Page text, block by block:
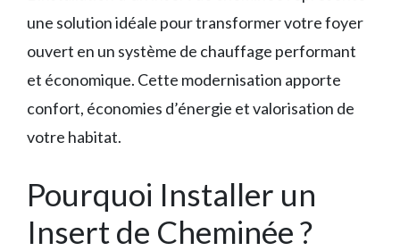
une solution idéale pour transformer votre foyer
ouvert en un système de chauffage performant
et économique. Cette modernisation apporte
confort, économies d’énergie et valorisation de
votre habitat.
Pourquoi Installer un
Insert de Cheminée ?